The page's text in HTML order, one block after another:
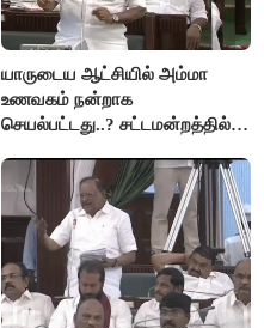
யாருடைய ஆட்சியில் அம்மா
உணவகம் நன்றாக
செயல்பட்டது..? சட்டமன்றத்தில்